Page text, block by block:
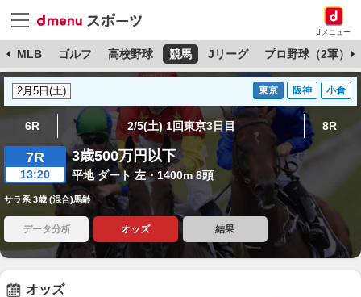
dメニュー
MLB ゴルフ 高校野球 競馬 Jリーグ プロ野球（2軍）
東京 阪神 小倉
6R 2/5(土) 1回東京3日目 8R
7R
13:20
3歳500万円以下
平地 ダート 左・1400m 8頭
サラ系 3歳 (混合)馬齢
データ分析 オッズ 結果
オッズ